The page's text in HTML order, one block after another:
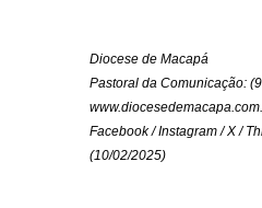
Diocese de Macapá
Pastoral da Comunicação:
Facebook / Instagram / X /
(10/02/2025)